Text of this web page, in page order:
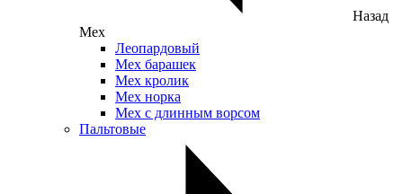
Назад
Мех
Леопардовый
Мех барашек
Мех кролик
Мех норка
Мех с длинным ворсом
Пальтовые